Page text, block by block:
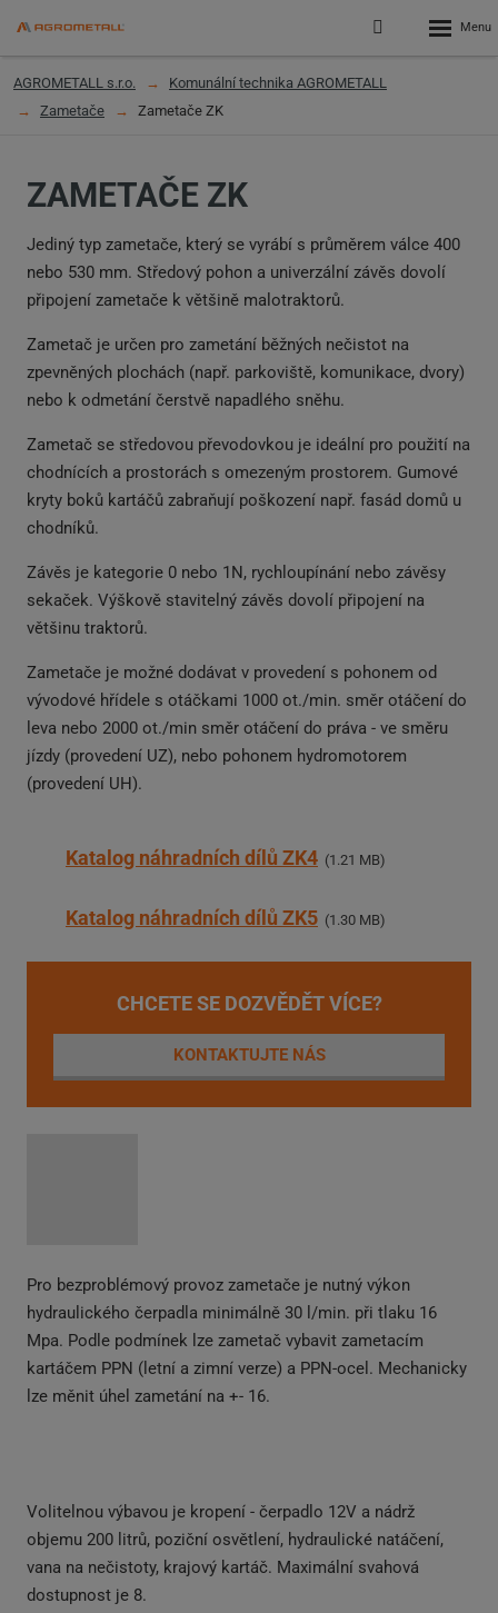
Přihlášení
do
klienstké
menu
AGROMETALL s.r.o.
Komunální technika AGROMETALL
Zametače
Zametače ZK
ZAMETAČE ZK
Jediný typ zametače, který se vyrábí s průměrem válce 400
nebo 530 mm. Středový pohon a univerzální závěs dovolí
připojení zametače k většině malotraktorů.
Zametač je určen pro zametání běžných nečistot na
zpevněných plochách (např. parkoviště, komunikace, dvory)
nebo k odmetání čerstvě napadlého sněhu.
Zametač se středovou převodovkou je ideální pro použití na
chodnících a prostorách s omezeným prostorem. Gumové
kryty boků kartáčů zabraňují poškození např. fasád domů u
chodníků.
Závěs je kategorie 0 nebo 1N, rychloupínání nebo závěsy
sekaček. Výškově stavitelný závěs dovolí připojení na
většinu traktorů.
Zametače je možné dodávat v provedení s pohonem od
vývodové hřídele s otáčkami 1000 ot./min. směr otáčení do
leva nebo 2000 ot./min směr otáčení do práva - ve směru
jízdy (provedení UZ), nebo pohonem hydromotorem
(provedení UH).
Katalog náhradních dílů ZK4 1.21 MB
Katalog náhradních dílů ZK5 1.30 MB
CHCETE SE DOZVĚDĚT VÍCE?
KONTAKTUJTE NÁS
Pro bezproblémový provoz zametače je nutný výkon
hydraulického čerpadla minimálně 30 l/min. při tlaku 16
Mpa. Podle podmínek lze zametač vybavit zametacím
kartáčem PPN (letní a zimní verze) a PPN-ocel. Mechanicky
lze měnit úhel zametání na +- 16.
Volitelnou výbavou je kropení - čerpadlo 12V a nádrž
objemu 200 litrů, poziční osvětlení, hydraulické natáčení,
vana na nečistoty, krajový kartáč. Maximální svahová
dostupnost je 8.